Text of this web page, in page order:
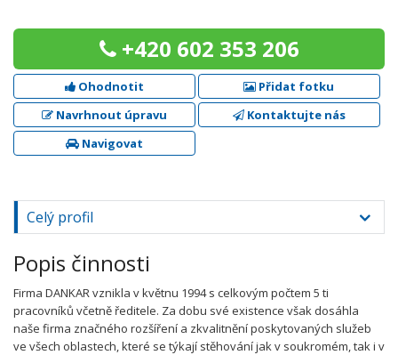
+420 602 353 206
Ohodnotit
Přidat fotku
Navrhnout úpravu
Kontaktujte nás
Navigovat
Celý profil
Popis činnosti
Firma DANKAR vznikla v květnu 1994 s celkovým počtem 5 ti
pracovníků včetně ředitele. Za dobu své existence však dosáhla
naše firma značného rozšíření a zkvalitnění poskytovaných služeb
ve všech oblastech, které se týkají stěhování jak v soukromém, tak i v